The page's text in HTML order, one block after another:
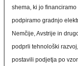
shema, ki jo
podpiramo gradnjo
Nemčije, Avstrije in
podprli tehnološki
postavili podjetja po